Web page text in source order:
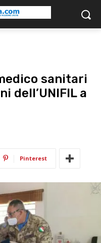
sanitari
dell’UNIFIL a
Pinterest